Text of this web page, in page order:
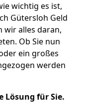
wichtig es ist,
Gütersloh Geld
wir alles daran,
Ob Sie nun
ein großes
werden
Lösung für Sie.